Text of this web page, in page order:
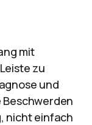
mit
zu
und
nicht einfach